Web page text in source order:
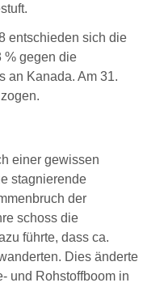
entschieden sich die
% gegen die
an Kanada. Am 31.
einer gewissen
stagnierende
der
schoss die
führte, dass ca.
Dies änderte
und Rohstoffboom in